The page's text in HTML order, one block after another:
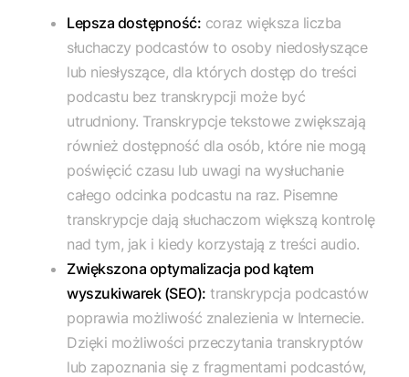
Lepsza dostępność: coraz większa liczba
słuchaczy podcastów to osoby niedosłyszące
lub niesłyszące, dla których dostęp do treści
podcastu bez transkrypcji może być
utrudniony. Transkrypcje tekstowe zwiększają
również dostępność dla osób, które nie mogą
poświęcić czasu lub uwagi na wysłuchanie
całego odcinka podcastu na raz. Pisemne
transkrypcje dają słuchaczom większą kontrolę
nad tym, jak i kiedy korzystają z treści audio.
Zwiększona optymalizacja pod kątem
wyszukiwarek (SEO): transkrypcja podcastów
poprawia możliwość znalezienia w Internecie.
Dzięki możliwości przeczytania transkryptów
lub zapoznania się z fragmentami podcastów,